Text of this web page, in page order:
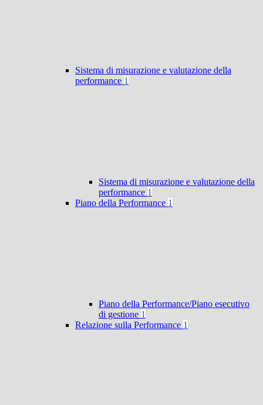
Sistema di misurazione e valutazione della
performance 1
Sistema di misurazione e valutazione della
performance 1
Piano della Performance 1
Piano della Performance/Piano esecutivo
di gestione 1
Relazione sulla Performance 1